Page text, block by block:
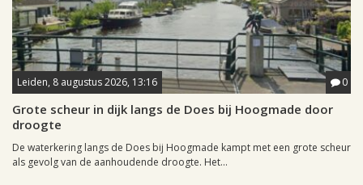
Leiden, 8 augustus 2026, 13:16 0
Grote scheur in dijk langs de Does bij Hoogmade door
droogte
De waterkering langs de Does bij Hoogmade kampt met een grote scheur
als gevolg van de aanhoudende droogte. Het...